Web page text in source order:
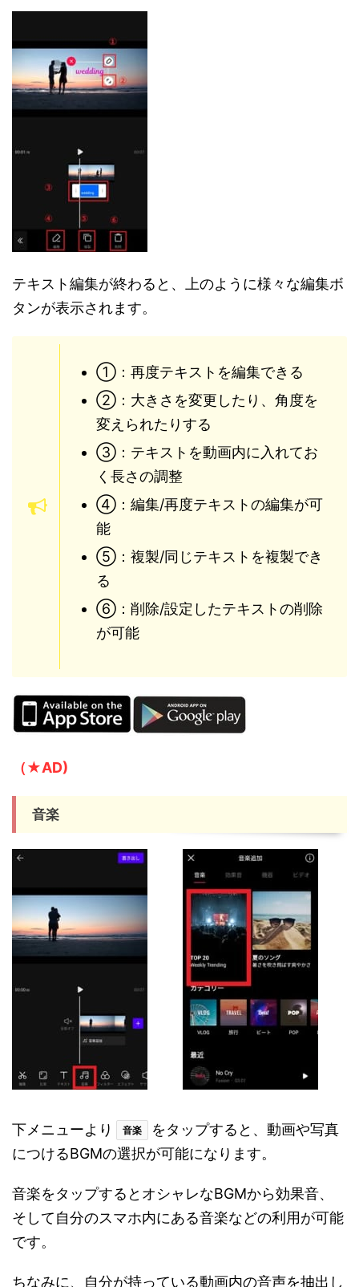
テキスト編集が終わると、上のように様々な編集ボ
タンが表示されます。
①：再度テキストを編集できる
②：大きさを変更したり、角度を
変えられたりする
③：テキストを動画内に入れてお
く長さの調整
④：編集/再度テキストの編集が可
能
⑤：複製/同じテキストを複製でき
る
⑥：削除/設定したテキストの削除
が可能
（★AD)
音楽
下メニューより 音楽
をタップすると、動画や写真
につけるBGMの選択が可能になります。
音楽をタップするとオシャレなBGMから効果音、
そして自分のスマホ内にある音楽などの利用が可能
です。
ちなみに、自分が持っている動画内の音声を抽出し